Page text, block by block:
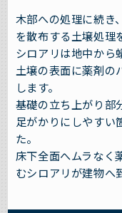
木部への処理に続き
を散布する土壌処理
シロアリは地中から
土壌の表面に薬剤の
します。
基礎の立ち上がり部
足がかりにしやすい
た。
床下全面へムラなく
むシロアリが建物へ